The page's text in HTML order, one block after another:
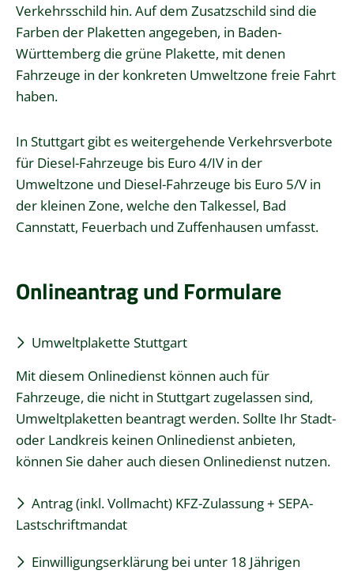
Verkehrsschild hin. Auf dem Zusatzschild sind die
Farben der Plaketten angegeben, in Baden-
Württemberg die grüne Plakette, mit denen
Fahrzeuge in der konkreten Umweltzone freie Fahrt
haben.
In Stuttgart gibt es weitergehende Verkehrsverbote
für Diesel-Fahrzeuge bis Euro 4/IV in der
Umweltzone und Diesel-Fahrzeuge bis Euro 5/V in
der kleinen Zone, welche den Talkessel, Bad
Cannstatt, Feuerbach und Zuffenhausen umfasst.
Onlineantrag und Formulare
Umweltplakette Stuttgart
Mit diesem Onlinedienst können auch für
Fahrzeuge, die nicht in Stuttgart zugelassen sind,
Umweltplaketten beantragt werden. Sollte Ihr Stadt-
oder Landkreis keinen Onlinedienst anbieten,
können Sie daher auch diesen Onlinedienst nutzen.
Antrag (inkl. Vollmacht) KFZ-Zulassung + SEPA-
Lastschriftmandat
Einwilligungserklärung bei unter 18 Jährigen